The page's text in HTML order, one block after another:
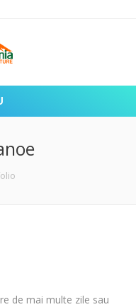
de mai multe zile sau